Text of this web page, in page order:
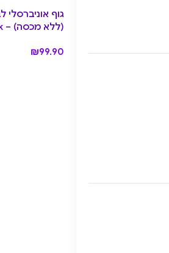
(ללא מכסה) – Dusk
₪99.90